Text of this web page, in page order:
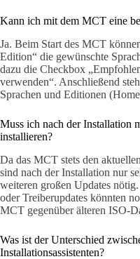
Kann ich mit dem MCT eine
Ja. Beim Start des MCT
Edition“ die gewünschte
dazu die Checkbox
verwenden“. Anschließend
Sprachen und Editionen
Muss ich nach der Installation
installieren?
Da das MCT stets den
sind nach der Installation nur
weiteren großen Updates
oder Treiberupdates könnten
MCT gegenüber älteren ISO-
Was ist der Unterschied
Installationsassistenten?